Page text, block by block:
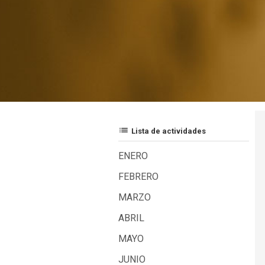
list Lista de actividades
ENERO
FEBRERO
MARZO
ABRIL
MAYO
JUNIO